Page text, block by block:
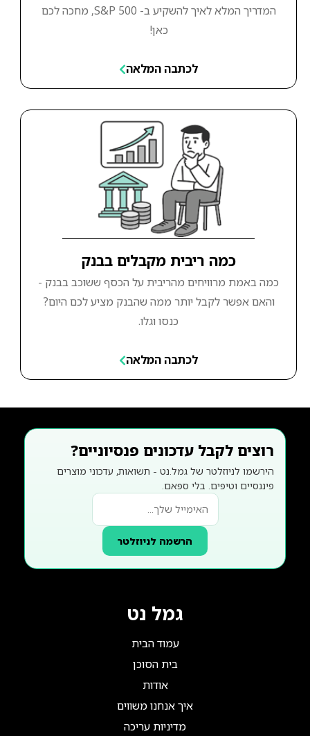
המדריך המלא לאיך להשקיע ב- S&P 500, מחכה לכם
כאן!
לכתבה המלאה
כמה ריבית מקבלים בבנק
כמה באמת מרוויחים מהריבית על הכסף ששוכב בבנק -
והאם אפשר לקבל יותר ממה שהבנק מציע לכם היום?
כנסו וגלו.
לכתבה המלאה
רוצים לקבל עדכונים פנסיוניים?
הירשמו לניוזלטר של גמל.נט - תשואות, עדכוני מוצרים
פיננסיים וטיפים. בלי ספאם.
הרשמה לניוזלטר
גמל נט
עמוד הבית
בית הסוכן
אודות
איך אנחנו משווים
מדיניות עריכה